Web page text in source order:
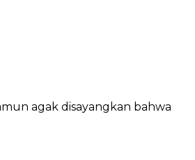
agak disayangkan bahwa